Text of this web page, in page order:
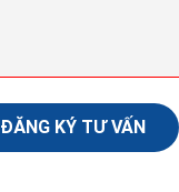
ĐĂNG KÝ TƯ VẤN